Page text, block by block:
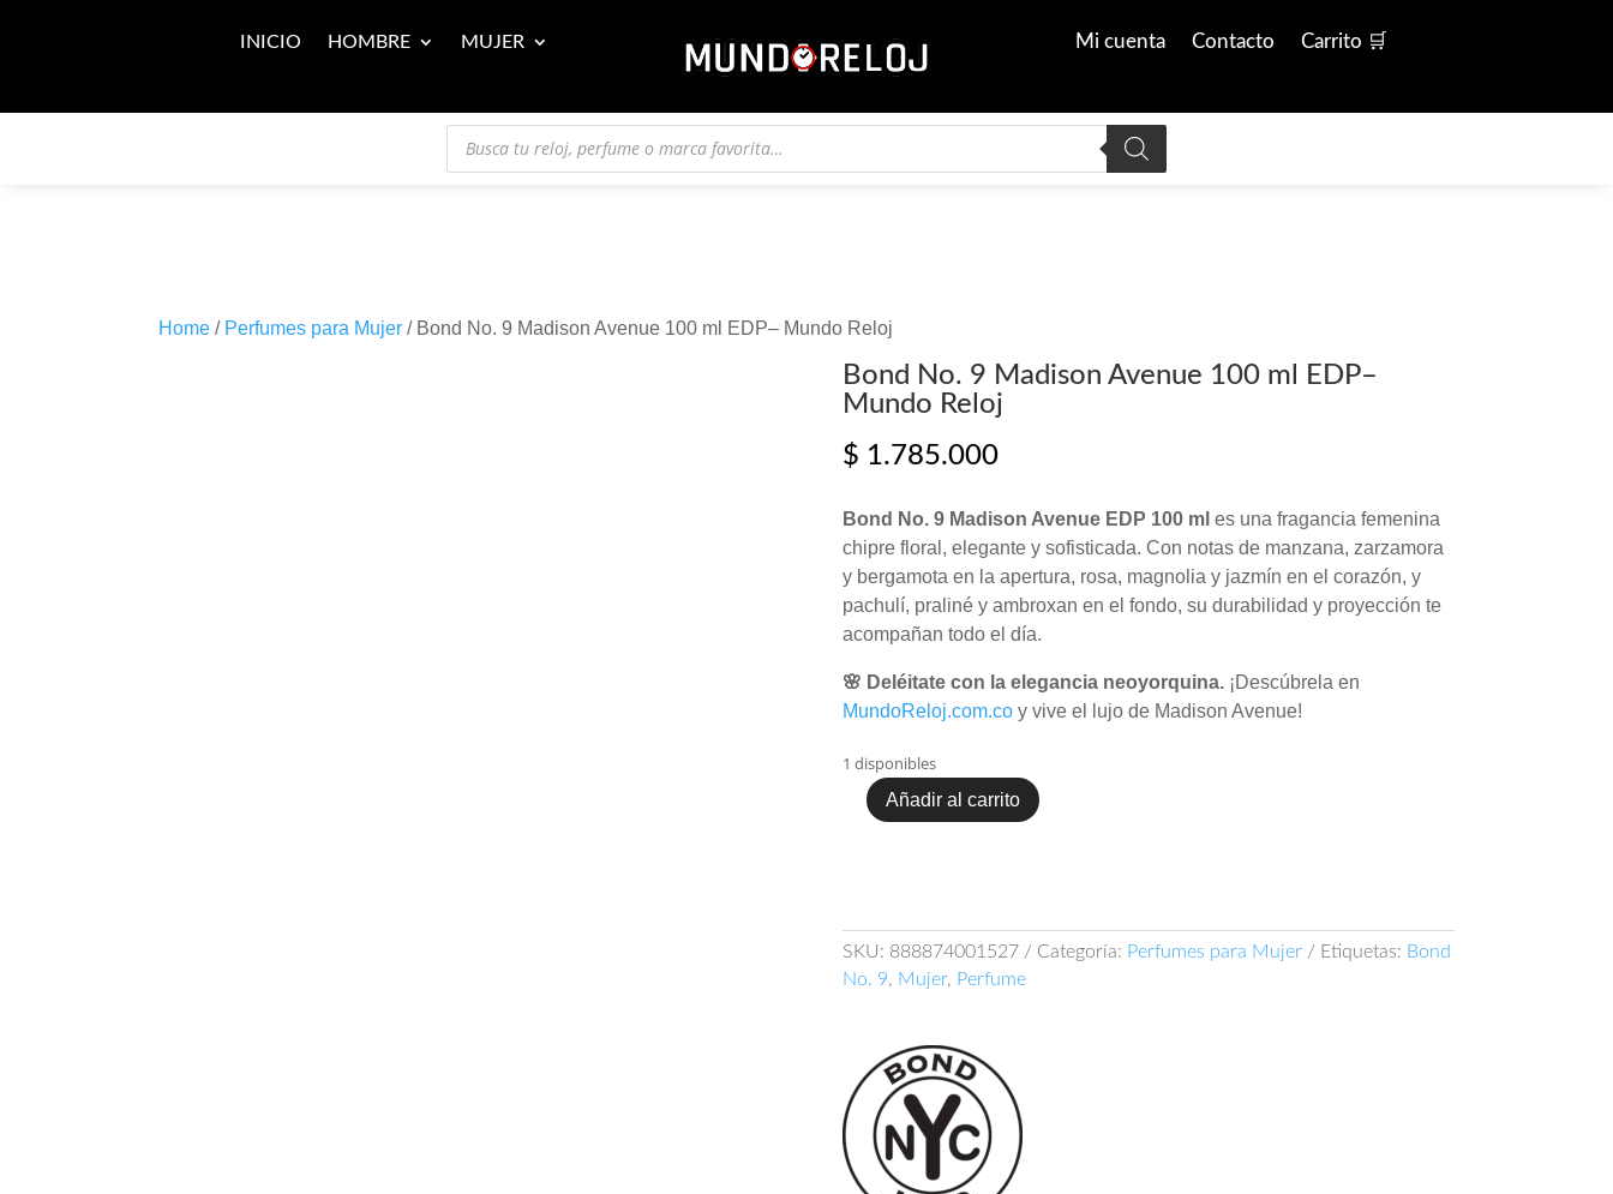
INICIO HOMBRE MUJER Mi cuenta Contacto Carrito 🛒
Búsqueda
productos
Home / Perfumes para Mujer / Bond No. 9 Madison Avenue 100 ml EDP– Mundo Reloj
Bond No. 9 Madison Avenue 100 ml EDP–
Mundo Reloj
$ 1.785.000
Bond No. 9 Madison Avenue EDP 100 ml es una fragancia femenina
chipre floral, elegante y sofisticada. Con notas de manzana, zarzamora
y bergamota en la apertura, rosa, magnolia y jazmín en el corazón, y
pachulí, praliné y ambroxan en el fondo, su durabilidad y proyección te
acompañan todo el día.
🌸 Deléitate con la elegancia neoyorquina.¡Descúbrela en
MundoReloj.com.coy vive el lujo de Madison Avenue!
1 disponibles
Bond
100
ml
Reloj
cantidad
Añadir al carrito
SKU: 888874001527 Categoría: Perfumes para Mujer Etiquetas: Bond
No. 9, Mujer, Perfume